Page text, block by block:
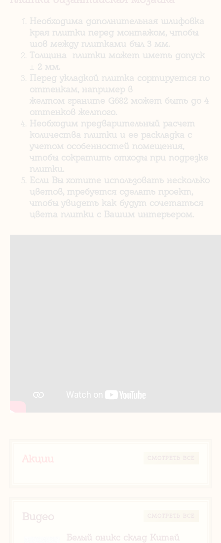
Необходима дополнительная шлифовка
края плитки перед монтажом, чтобы
шов между плитками был 3 мм.
Толщина плитки может иметь допуск
± 2 мм.
Перед укладкой плитка сортируется по
оттенкам, например в
желтом граните G682 может быть до 4
оттенков желтого.
Необходим предварительный расчет
количества плитки и ее раскладка с
учетом особенностей помещения,
чтобы сократить отходы при подрезке
плитки.
Если Вы хотите использовать несколько
цветов, требуется сделать проект,
чтобы увидеть как будут сочетаться
цвета плитки с Вашим интерьером.
Акции
Видео
Белый оникс склад Китай